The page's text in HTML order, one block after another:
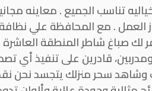
تناسب الجميع . معاينه
العمل . مع المحافظة علي
صباغ شاطر المنطقة العاشرة
قادرين على تنفيذ أي
وشاهد سحر منزلك يتجسد نحن